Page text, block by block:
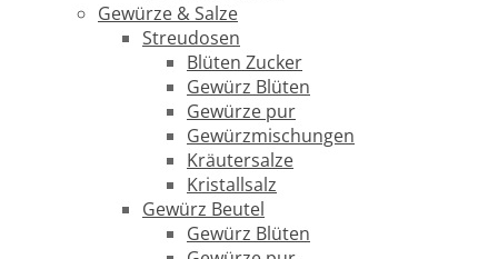
Gewürze & Salze
Streudosen
Blüten Zucker
Gewürz Blüten
Gewürze pur
Gewürzmischungen
Kräutersalze
Kristallsalz
Gewürz Beutel
Gewürz Blüten